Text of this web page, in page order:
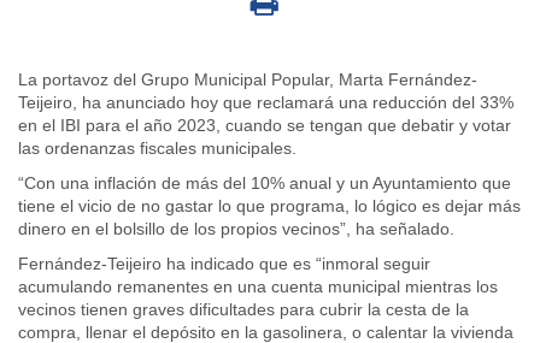
La portavoz del Grupo Municipal Popular, Marta Fernández-
Teijeiro, ha anunciado hoy que reclamará una reducción del 33%
en el IBI para el año 2023, cuando se tengan que debatir y votar
las ordenanzas fiscales municipales.
“Con una inflación de más del 10% anual y un Ayuntamiento que
tiene el vicio de no gastar lo que programa, lo lógico es dejar más
dinero en el bolsillo de los propios vecinos”, ha señalado.
Fernández-Teijeiro ha indicado que es “inmoral seguir
acumulando remanentes en una cuenta municipal mientras los
vecinos tienen graves dificultades para cubrir la cesta de la
compra, llenar el depósito en la gasolinera, o calentar la vivienda